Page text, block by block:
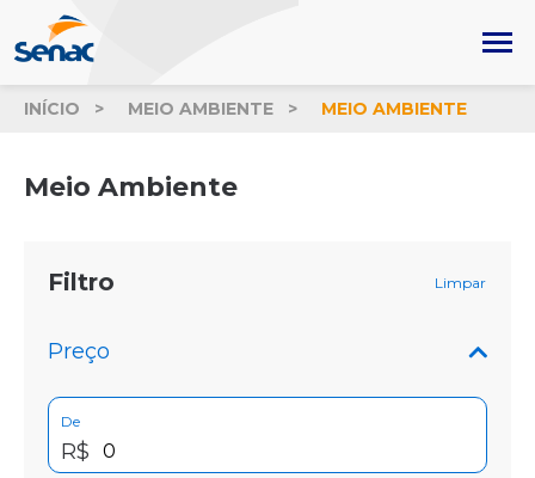
INÍCIO MEIO AMBIENTE MEIO AMBIENTE
Meio Ambiente
Filtro Limpar
Preço
De
R$